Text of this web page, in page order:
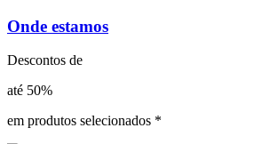
Onde estamos
Descontos de
até 50%
em produtos selecionados *